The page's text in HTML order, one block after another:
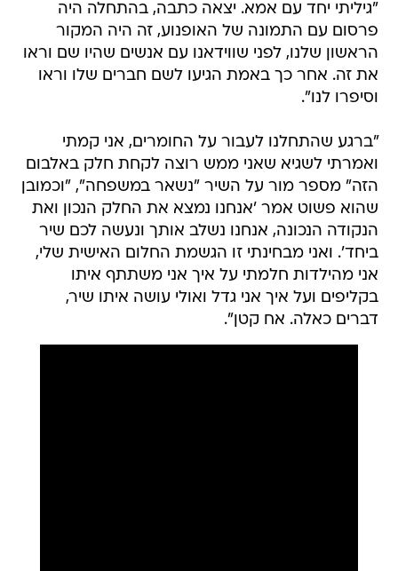
"גיליתי יחד עם אמא. יצאה כתבה, בהתחלה היה
פרסום עם התמונה של האופנוע, זה היה המקור
הראשון שלנו, לפני שווידאנו עם אנשים שהיו שם וראו
את זה. אחר כך באמת הגיעו לשם חברים שלו וראו
וסיפרו לנו".
"ברגע שהתחלנו לעבור על החומרים, אני קמתי
ואמרתי לשגיא שאני ממש רוצה לקחת חלק באלבום
הזה" מספר מור על השיר "נשאר במשפחה", "וכמובן
שהוא פשוט אמר 'אנחנו נמצא את החלק הנכון ואת
הנקודה הנכונה, אנחנו נשלב אותך ונעשה לכם שיר
ביחד'. ואני מבחינתי זו הגשמת החלום האישית שלי,
אני מהילדות חלמתי על איך אני משתתף איתו
בקליפים ועל איך אני גדל ואולי עושה איתו שיר,
דברים כאלה. אח קטן".